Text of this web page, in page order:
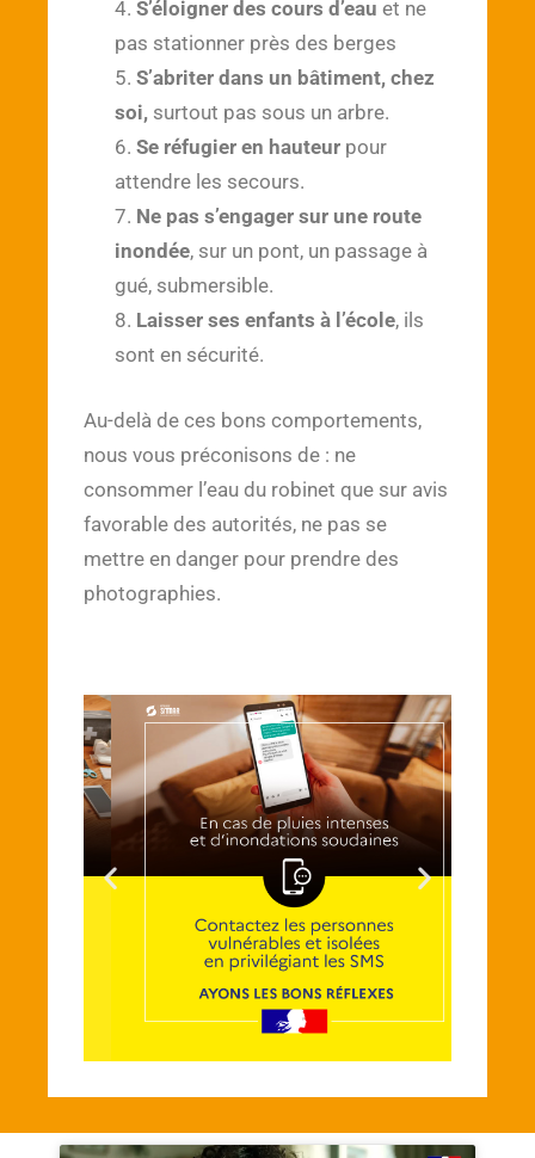
S’éloigner des cours d’eau et ne
pas stationner près des berges
S’abriter dans un bâtiment, chez
soi, surtout pas sous un arbre.
Se réfugier en hauteurpour
attendre les secours.
Ne pas s’engager sur une route
inondée, sur un pont, un passage à
gué, submersible.
Laisser ses enfants à l’école, ils
sont en sécurité.
Au-delà de ces bons comportements,
nous vous préconisons de : ne
consommer l’eau du robinet que sur avis
favorable des autorités, ne pas se
mettre en danger pour prendre des
photographies.